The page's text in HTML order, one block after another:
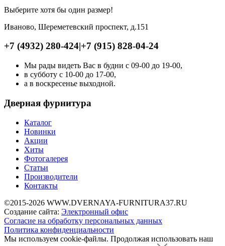
Выберите хотя бы один размер!
Иваново, Шереметевский проспект, д.151
+7 (4932) 280-424|+7 (915) 828-04-24
Мы рады видеть Вас в будни с 09-00 до 19-00,
в субботу с 10-00 до 17-00,
а в воскресенье выходной.
Дверная фурнитура
Каталог
Новинки
Акции
Хиты
Фотогалерея
Статьи
Производители
Контакты
©2015-2026 WWW.DVERNAYA-FURNITURA37.RU
Создание сайта: Электронный офис
Согласие на обработку персональных данных
Политика конфиденциальности
Мы используем cookie-файлы. Продолжая использовать наш